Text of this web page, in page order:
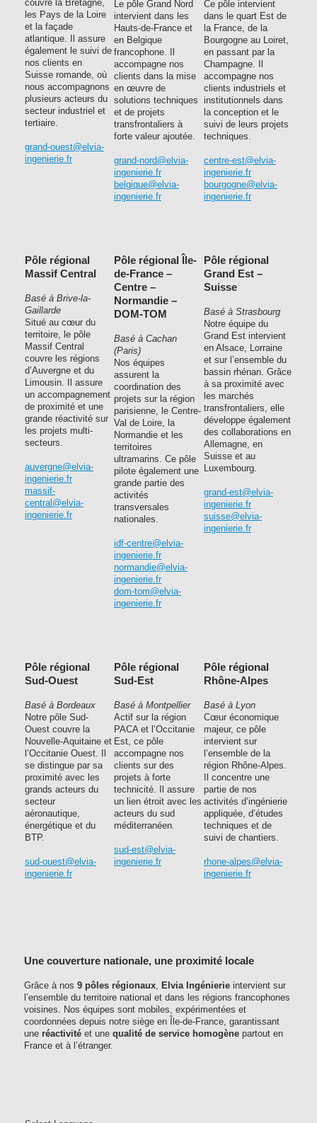
couvre la Bretagne,
les Pays de la Loire
et la façade
atlantique. Il assure
également le suivi de
nos clients en
Suisse romande, où
nous accompagnons
plusieurs acteurs du
secteur industriel et
tertiaire.
grand-ouest@elvia-
ingenierie.fr
Le pôle Grand Nord
intervient dans les
Hauts-de-France et
en Belgique
francophone. Il
accompagne nos
clients dans la mise
en œuvre de
solutions techniques
et de projets
transfrontaliers à
forte valeur ajoutée.
grand-nord@elvia-
ingenierie.fr
belgique@elvia-
ingenierie.fr
Ce pôle intervient
dans le quart Est de
la France, de la
Bourgogne au Loiret,
en passant par la
Champagne. Il
accompagne nos
clients industriels et
institutionnels dans
la conception et le
suivi de leurs projets
techniques.
centre-est@elvia-
ingenierie.fr
bourgogne@elvia-
ingenierie.fr
Pôle régional
Massif Central
Basé à Brive-la-
Gaillarde
Situé au cœur du
territoire, le pôle
Massif Central
couvre les régions
d’Auvergne et du
Limousin. Il assure
un accompagnement
de proximité et une
grande réactivité sur
les projets multi-
secteurs.
auvergne@elvia-
ingenierie.fr
massif-
central@elvia-
ingenierie.fr
Pôle régional Île-
de-France –
Centre –
Normandie –
DOM-TOM
Basé à Cachan
(Paris)
Nos équipes
assurent la
coordination des
projets sur la région
parisienne, le Centre-
Val de Loire, la
Normandie et les
territoires
ultramarins. Ce pôle
pilote également une
grande partie des
activités
transversales
nationales.
idf-centre@elvia-
ingenierie.fr
normandie@elvia-
ingenierie.fr
dom-tom@elvia-
ingenierie.fr
Pôle régional
Grand Est –
Suisse
Basé à Strasbourg
Notre équipe du
Grand Est intervient
en Alsace, Lorraine
et sur l’ensemble du
bassin rhénan. Grâce
à sa proximité avec
les marchés
transfrontaliers, elle
développe également
des collaborations en
Allemagne, en
Suisse et au
Luxembourg.
grand-est@elvia-
ingenierie.fr
suisse@elvia-
ingenierie.fr
Pôle régional
Sud-Ouest
Basé à Bordeaux
Notre pôle Sud-
Ouest couvre la
Nouvelle-Aquitaine et
l’Occitanie Ouest. Il
se distingue par sa
proximité avec les
grands acteurs du
secteur
aéronautique,
énergétique et du
BTP.
sud-ouest@elvia-
ingenierie.fr
Pôle régional
Sud-Est
Basé à Montpellier
Actif sur la région
PACA et l’Occitanie
Est, ce pôle
accompagne nos
clients sur des
projets à forte
technicité. Il assure
un lien étroit avec les
acteurs du sud
méditerranéen.
sud-est@elvia-
ingenierie.fr
Pôle régional
Rhône-Alpes
Basé à Lyon
Cœur économique
majeur, ce pôle
intervient sur
l’ensemble de la
région Rhône-Alpes.
Il concentre une
partie de nos
activités d’ingénierie
appliquée, d’études
techniques et de
suivi de chantiers.
rhone-alpes@elvia-
ingenierie.fr
Une couverture nationale, une proximité locale
Grâce à nos 9 pôles régionaux Elvia Ingénierie intervient sur
l’ensemble du territoire national et dans les régions francophones
voisines. Nos équipes sont mobiles, expérimentées et
coordonnées depuis notre siège en Île-de-France, garantissant
une réactivité et une qualité de service homogène partout en
France et à l’étranger.